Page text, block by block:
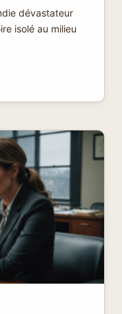
dévastateur
isolé au milieu